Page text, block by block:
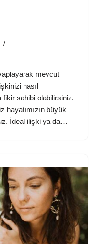
mevcut
nasıl
sahibi olabilirsiniz.
hayatımızın büyük
İdeal ilişki ya da…